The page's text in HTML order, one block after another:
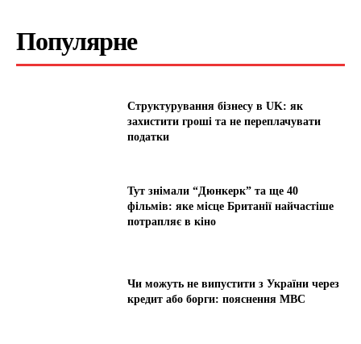
Популярне
Структурування бізнесу в UK: як
захистити гроші та не переплачувати
податки
Тут знімали “Дюнкерк” та ще 40
фільмів: яке місце Британії найчастіше
потрапляє в кіно
Чи можуть не випустити з України через
кредит або борги: пояснення МВС